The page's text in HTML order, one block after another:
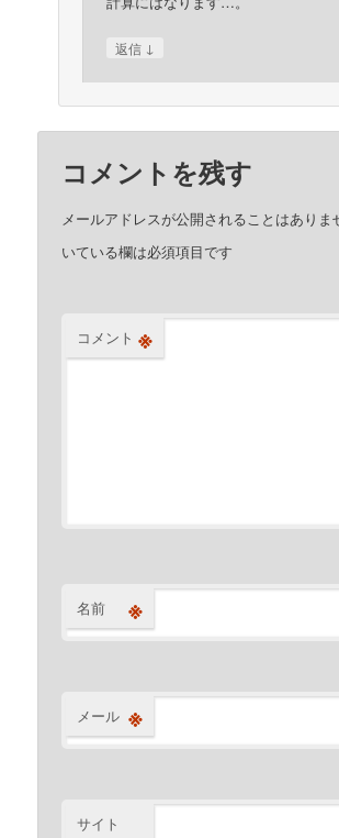
返信 ↓
コメントを残す
メールアドレスが公開されることはありま
いている欄は必須項目です
コメント ※
名前 ※
メール ※
サイト